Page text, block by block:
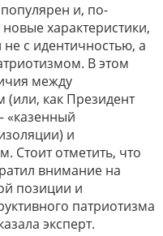
и, по-
характеристики,
с идентичностью, а
В этом
между
как Президент
«казенный
и
Стоит отметить, что
внимание на
позиции и
патриотизма
эксперт.